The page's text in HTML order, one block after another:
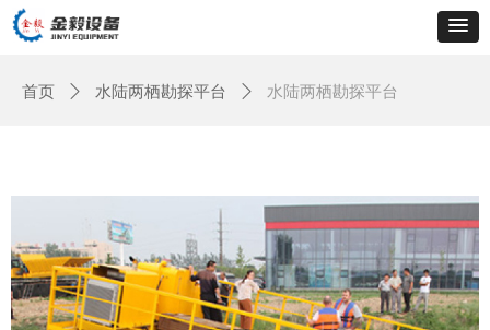
首页 ꄲ 水陆两栖勘探平台 ꄲ 水陆两栖勘探平台